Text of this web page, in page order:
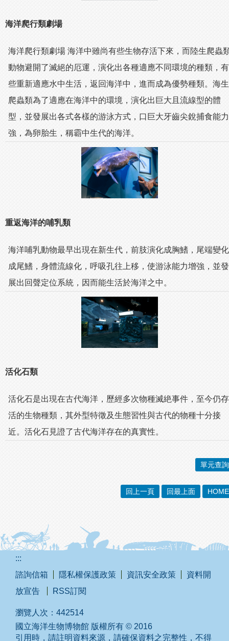
海洋爬行類劇場
海洋爬行類劇場 海洋中雖尚有些生物存活下來，而陸生爬蟲
動物避開了滅絕的厄運，演化出各種適應不同環境的種類，有
些重新適應水中生活，返回海洋中，進而成為優勢種類。海生
爬蟲類為了適應在海洋中的環境，演化出巨大且流線型的體
型，並發展出各式各樣的游泳方式，口巨大牙齒尖銳捕食能力
強，為卵胎生，稱霸中生代的海洋。
重返海洋的哺乳類
海洋哺乳動物最早出現在新生代，前肢演化成胸鰭，尾端變化
成尾鰭，身體流線化，呼吸孔往上移，使游泳能力增強，並發
展出回聲定位系統，因而能生活於海洋之中。
活化石類
活化石是出現在古代海洋，歷經多次物種滅絶事件，至今仍存
活的生物種類，其外型特徵及生態習性與古代的物種十分接
近。活化石見證了古代海洋存在的真實性。
單元查詢
回上一頁 回最上面 HOME
:::
諮詢信箱
隱私權保護政策 資訊安全政策
資料開
放宣告
RSS訂閱
瀏覽人次： 442514
國立海洋生物博物館 版權所有 © 2016
引用時，請註明資料來源，請確保資料之完整性，不得